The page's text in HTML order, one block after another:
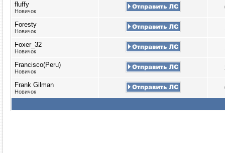
fluffy
Новичок
Foresty
Новичок
Foxer_32
Новичок
Francisco(Peru)
Новичок
Frank Gilman
Новичок